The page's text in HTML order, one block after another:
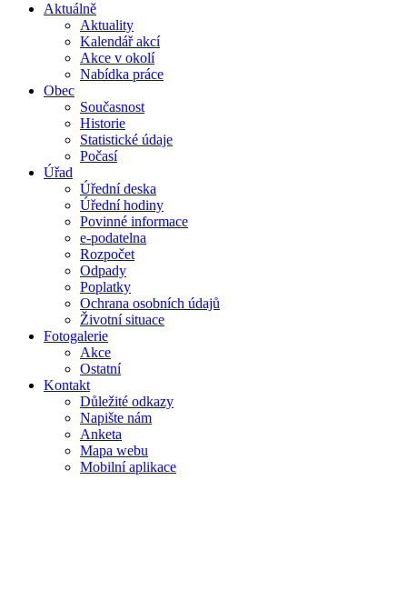
Aktuálně
Aktuality
Kalendář akcí
Akce v okolí
Nabídka práce
Obec
Současnost
Historie
Statistické údaje
Počasí
Úřad
Úřední deska
Úřední hodiny
Povinné informace
e-podatelna
Rozpočet
Odpady
Poplatky
Ochrana osobních údajů
Životní situace
Fotogalerie
Akce
Ostatní
Kontakt
Důležité odkazy
Napište nám
Anketa
Mapa webu
Mobilní aplikace